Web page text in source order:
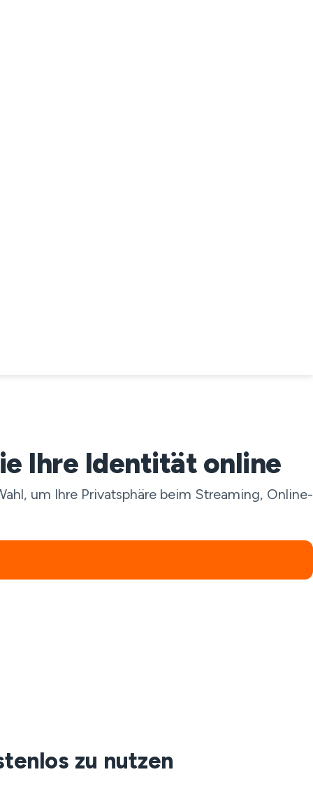
Ihre Identität online
um Ihre Privatsphäre beim Streaming, Online-
zu nutzen